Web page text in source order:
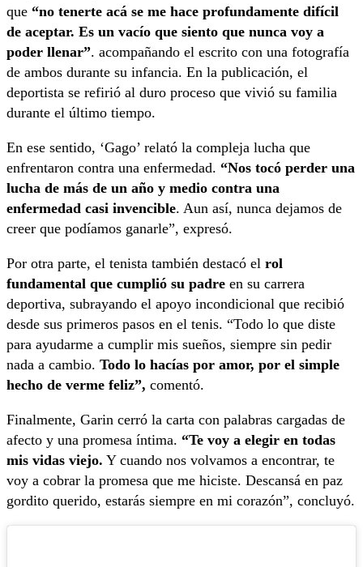
que “no tenerte acá se me hace profundamente difícil
de aceptar. Es un vacío que siento que nunca voy a
poder llenar”. acompañando el escrito con una fotografía
de ambos durante su infancia. En la publicación, el
deportista se refirió al duro proceso que vivió su familia
durante el último tiempo.
En ese sentido, ‘Gago’ relató la compleja lucha que
enfrentaron contra una enfermedad. “Nos tocó perder una
lucha de más de un año y medio contra una
enfermedad casi invencible. Aun así, nunca dejamos de
creer que podíamos ganarle”, expresó.
Por otra parte, el tenista también destacó el rol
fundamental que cumplió su padre en su carrera
deportiva, subrayando el apoyo incondicional que recibió
desde sus primeros pasos en el tenis. “Todo lo que diste
para ayudarme a cumplir mis sueños, siempre sin pedir
nada a cambio. Todo lo hacías por amor, por el simple
hecho de verme feliz”, comentó.
Finalmente, Garin cerró la carta con palabras cargadas de
afecto y una promesa íntima. “Te voy a elegir en todas
mis vidas viejo. Y cuando nos volvamos a encontrar, te
voy a cobrar la promesa que me hiciste. Descansá en paz
gordito querido, estarás siempre en mi corazón”, concluyó.